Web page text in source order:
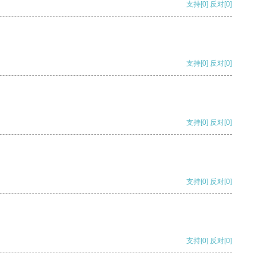
支持[0] 反对[0]
支持[0] 反对[0]
支持[0] 反对[0]
支持[0] 反对[0]
支持[0] 反对[0]